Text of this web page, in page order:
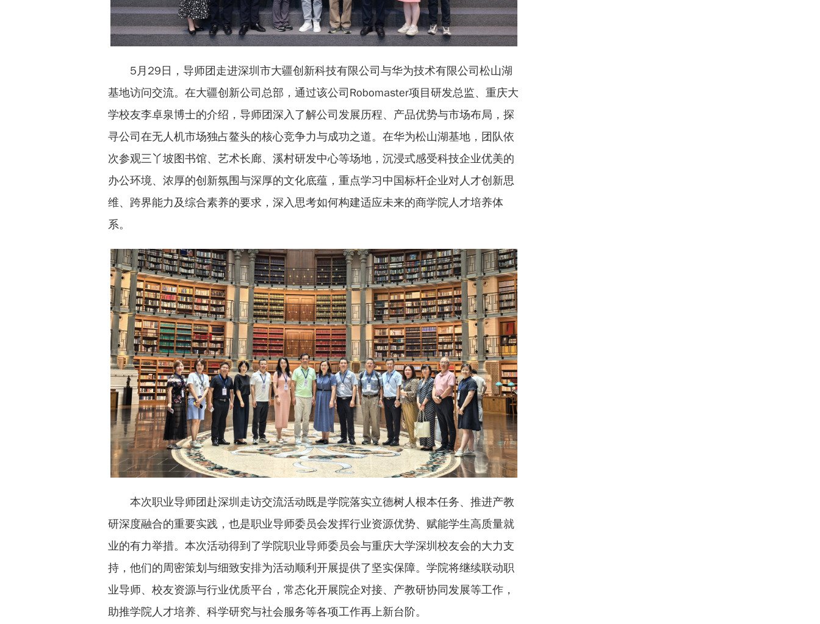
5月29日，导师团走进深圳市大疆创新科技有限公司与华为技术有限公司松山湖
基地访问交流。在大疆创新公司总部，通过该公司Robomaster项目研发总监、重庆大
学校友李卓泉博士的介绍，导师团深入了解公司发展历程、产品优势与市场布局，探
寻公司在无人机市场独占鳌头的核心竞争力与成功之道。在华为松山湖基地，团队依
次参观三丫坡图书馆、艺术长廊、溪村研发中心等场地，沉浸式感受科技企业优美的
办公环境、浓厚的创新氛围与深厚的文化底蕴，重点学习中国标杆企业对人才创新思
维、跨界能力及综合素养的要求，深入思考如何构建适应未来的商学院人才培养体
系。
本次职业导师团赴深圳走访交流活动既是学院落实立德树人根本任务、推进产教
研深度融合的重要实践，也是职业导师委员会发挥行业资源优势、赋能学生高质量就
业的有力举措。本次活动得到了学院职业导师委员会与重庆大学深圳校友会的大力支
持，他们的周密策划与细致安排为活动顺利开展提供了坚实保障。学院将继续联动职
业导师、校友资源与行业优质平台，常态化开展院企对接、产教研协同发展等工作，
助推学院人才培养、科学研究与社会服务等各项工作再上新台阶。